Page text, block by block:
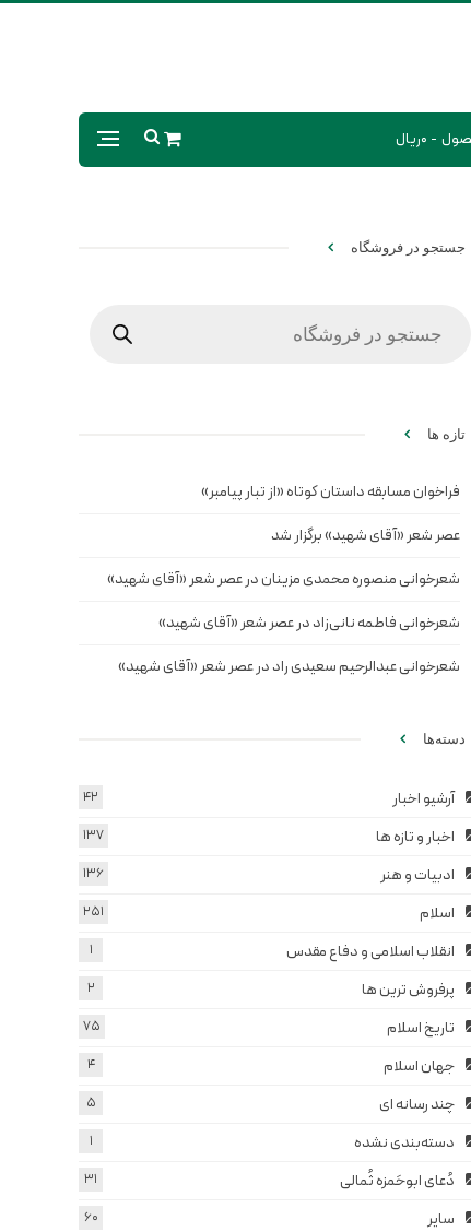
0ریال
جستجو در فروشگاه
تازه ها
فراخوان مسابقه داستان کوتاه «از تبار پیامبر»
عصر شعر «آقای شهید» برگزار شد
شعرخوانی منصوره محمدی مزینان در عصر شعر «آقای شهید»
شعرخوانی فاطمه نانی‌زاد در عصر شعر «آقای شهید»
شعرخوانی عبدالرحیم سعیدی راد در عصر شعر «آقای شهید»
دسته‌ها
آرشیو اخبار 42
اخبار و تازه ها 137
ادبیات و هنر 136
اسلام 251
انقلاب اسلامی و دفاع مقدس 1
پرفروش ترین ها 2
تاریخ اسلام 75
جهان اسلام 4
چند رسانه ای 5
دسته‌بندی نشده 1
دُعای ابوحَمزه ثُمالی 31
سایر 60